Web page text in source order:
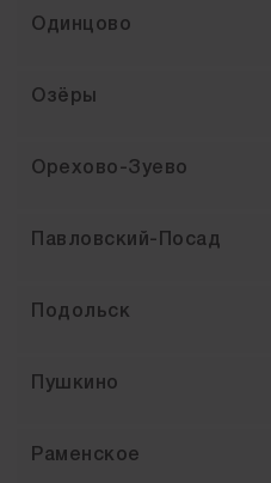
Одинцово
Озёры
Орехово-Зуево
Павловский-Посад
Подольск
Пушкино
Раменское